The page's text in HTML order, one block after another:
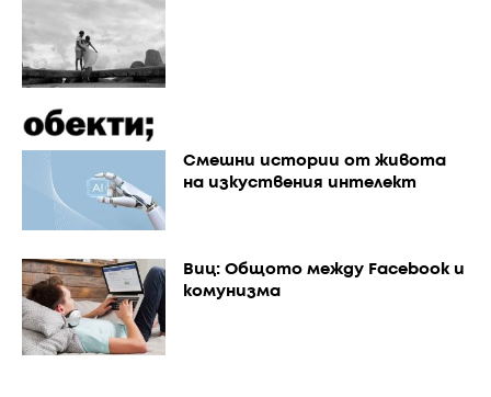
Смешни истории от живота
на изкуствения интелект
Виц: Общото между Facebook и
комунизма